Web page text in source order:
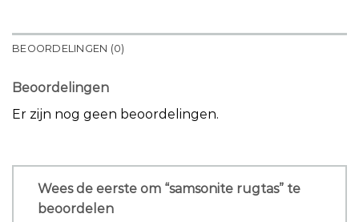
BEOORDELINGEN (0)
Beoordelingen
Er zijn nog geen beoordelingen.
Wees de eerste om “samsonite rugtas” te
beoordelen